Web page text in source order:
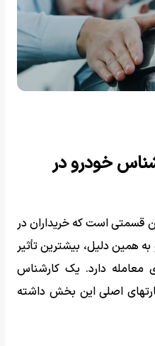
خودرو در
قسمتی است که خریداران در
به همین دلیل، بیشترین تأثیر
معامله دارد. یک کارشناس
اصلی این بخش داشته